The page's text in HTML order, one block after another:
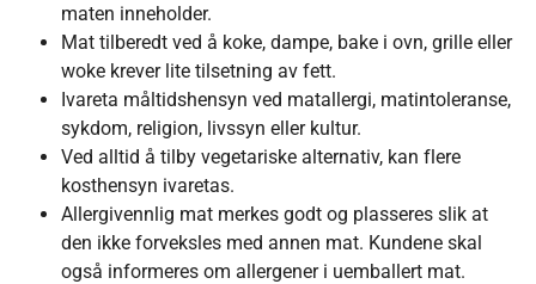
maten inneholder.
Mat tilberedt ved å koke, dampe, bake i ovn, grille eller
woke krever lite tilsetning av fett.
Ivareta måltidshensyn ved matallergi, matintoleranse,
sykdom, religion, livssyn eller kultur.
Ved alltid å tilby vegetariske alternativ, kan flere
kosthensyn ivaretas.
Allergivennlig mat merkes godt og plasseres slik at
den ikke forveksles med annen mat. Kundene skal
også informeres om allergener i uemballert mat.